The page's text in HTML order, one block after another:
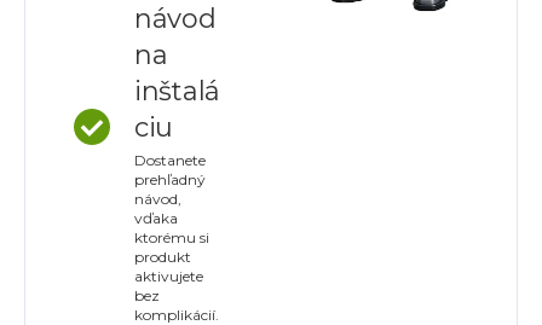
návod
na
inštalá
ciu
Dostanete
prehľadný
návod,
vďaka
ktorému si
produkt
aktivujete
bez
komplikácií.